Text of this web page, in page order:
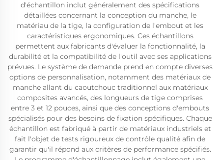
d'échantillon inclut généralement des spécifications
détaillées concernant la conception du manche, le
matériau de la tige, la configuration de l'embout et les
caractéristiques ergonomiques. Ces échantillons
permettent aux fabricants d'évaluer la fonctionnalité, la
durabilité et la compatibilité de l'outil avec ses applications
prévues. Le système de demande prend en compte diverses
options de personnalisation, notamment des matériaux de
manche allant du caoutchouc traditionnel aux matériaux
composites avancés, des longueurs de tige comprises
entre 3 et 12 pouces, ainsi que des conceptions d'embouts
spécialisés pour des besoins de fixation spécifiques. Chaque
échantillon est fabriqué à partir de matériaux industriels et
fait l'objet de tests rigoureux de contrôle qualité afin de
garantir qu'il répond aux critères de performance spécifiés.